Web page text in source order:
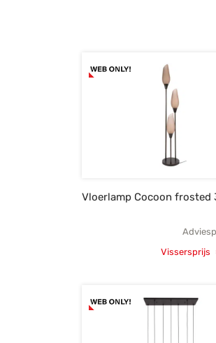
Vloerlamp Cocoon frosted
Vissersprijs